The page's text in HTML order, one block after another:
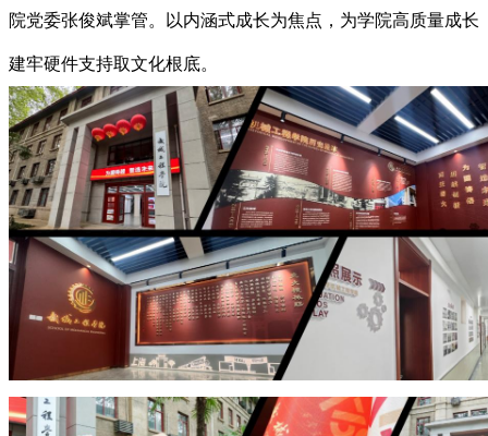
院党委张俊斌掌管。以内涵式成长为焦点，为学院高质量成长
建牢硬件支持取文化根底。